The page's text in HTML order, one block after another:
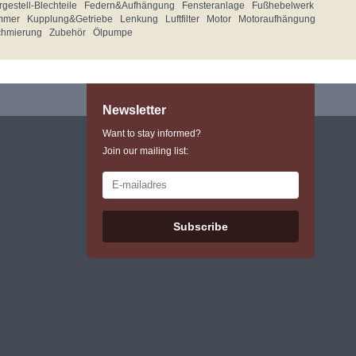
Blechteile Federn&Aufhängung Fensteranlage
Fußhebelwerk
Kupplung&Getriebe Lenkung Luftfilter Motor
Motoraufhängung
Zubehör Ölpumpe
Newsletter
Want to stay informed?
Join our mailing list:
Subscribe